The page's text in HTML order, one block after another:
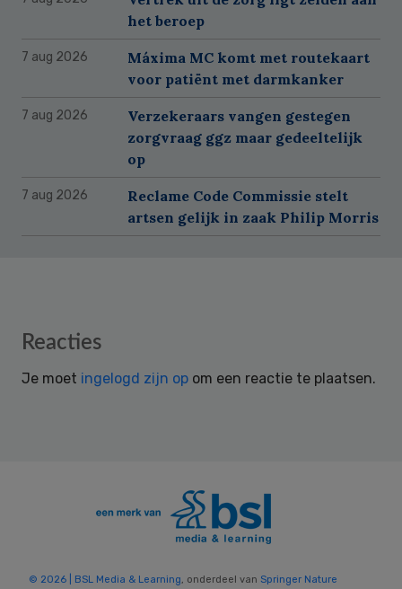
het beroep
7 aug 2026
Máxima MC komt met routekaart
voor patiënt met darmkanker
7 aug 2026
Verzekeraars vangen gestegen
zorgvraag ggz maar gedeeltelijk
op
7 aug 2026
Reclame Code Commissie stelt
artsen gelijk in zaak Philip Morris
Reader
Reacties
Je moet ingelogd zijn op om een reactie te plaatsen.
© 2026 | BSL Media & Learning, onderdeel van Springer Nature